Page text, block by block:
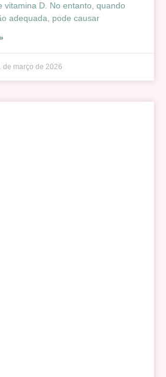
vitamina D. No entanto, quando
adequada, pode causar
de março de 2026